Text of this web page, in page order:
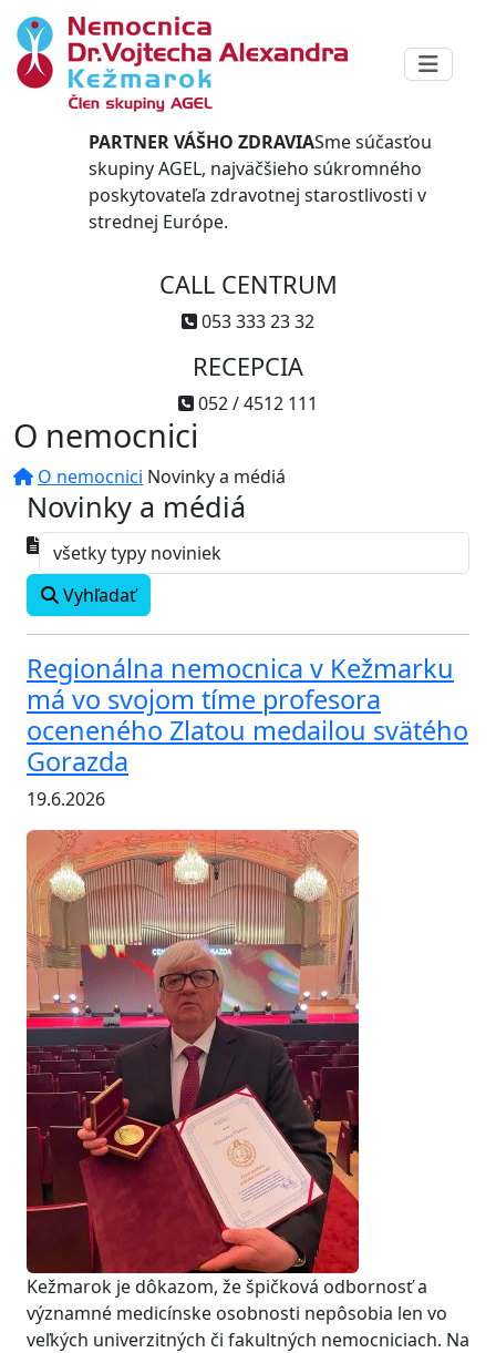
PARTNER VÁŠHO ZDRAVIASme súčasťou
skupiny AGEL, najväčšieho súkromného
poskytovateľa zdravotnej starostlivosti v
strednej Európe.
CALL CENTRUM
053 333 23 32
RECEPCIA
052 / 4512 111
O nemocnici
O nemocnici Novinky a médiá
Novinky a médiá
Vyhľadať
Regionálna nemocnica v Kežmarku
má vo svojom tíme profesora
oceneného Zlatou medailou svätého
Gorazda
19.6.2026
Kežmarok je dôkazom, že špičková odbornosť a
významné medicínske osobnosti nepôsobia len vo
veľkých univerzitných či fakultných nemocniciach. Na